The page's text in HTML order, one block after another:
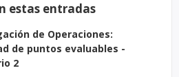
estas entradas
de Operaciones:
de puntos evaluables -
2